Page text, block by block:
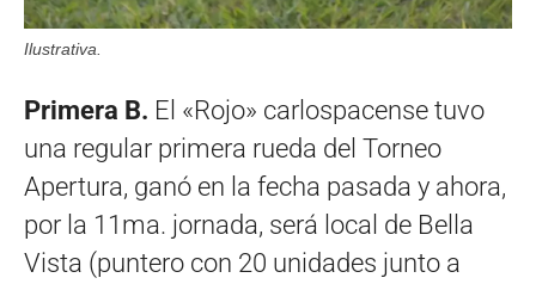
Ilustrativa.
Primera B. El «Rojo» carlospacense tuvo
una regular primera rueda del Torneo
Apertura, ganó en la fecha pasada y ahora,
por la 11ma. jornada, será local de Bella
Vista (puntero con 20 unidades junto a